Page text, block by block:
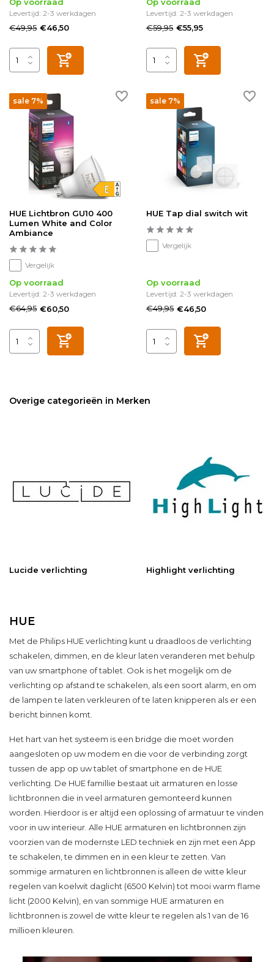
Levertijd: 2-3 werkdagen
€49,95 €46,50
Levertijd: 2-3 werkdagen
€59,95 €55,95
sale 7%
HUE Lichtbron GU10 400
Lumen White and Color
Ambiance
Vergelijk
Op voorraad
Levertijd: 2-3 werkdagen
€64,95 €60,50
sale 7%
HUE Tap dial switch wit
Vergelijk
Op voorraad
Levertijd: 2-3 werkdagen
€49,95 €46,50
Overige categorieën in Merken
Lucide verlichting Highlight verlichting
HUE
Met de Philips HUEverlichting kunt u draadloos de verlichting
schakelen, dimmen, en de kleur laten veranderen met behulp
van uw smartphone of tablet. Ook is het mogelijk om de
verlichting op afstand te schakelen, als een soort alarm, en om
de lampen te laten verkleuren of te laten knipperen als er een
bericht binnen komt.
Het hart van het systeem is een bridge die moet worden
aangesloten op uw modem en die voor de verbinding zorgt
tussen de app op uw tablet of smartphone en de HUE
verlichting. De HUE famillie bestaat uit armaturen en losse
lichtbronnen die in veel armaturen gemonteerd kunnen
worden. Hierdoor is er altijd een oplossing of armatuur te vinden
voor in uw interieur. Alle HUE armaturen en lichtbronnen zijn
voorzien van de modernste LED techniek en zijn met een App
te schakelen, te dimmen en in een kleur te zetten. Van
sommige armaturen en lichtbronnen is alleen de witte kleur
regelen van koelwit daglicht (6500 Kelvin) tot mooi warm flame
licht (2000 Kelvin), en van sommige HUE armaturen en
lichtbronnen is zowel de witte kleur te regelen als 1 van de 16
millioen kleuren.